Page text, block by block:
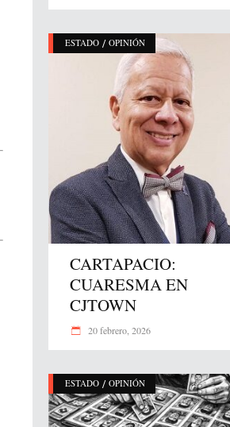
ESTADO / OPINIÓN
CARTAPACIO:
CUARESMA EN
CJTOWN
20 febrero, 2026
ESTADO / OPINIÓN